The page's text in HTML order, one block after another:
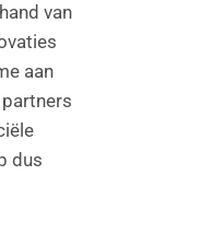
van
aan
dus